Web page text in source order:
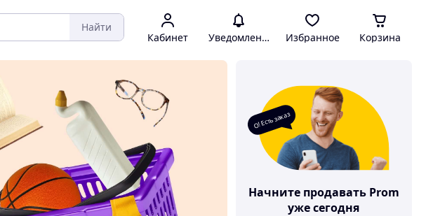
Найти
Кабинет Уведомления Избранное Корзина
О! Есть заказ
Начните продавать Prom
уже сегодня